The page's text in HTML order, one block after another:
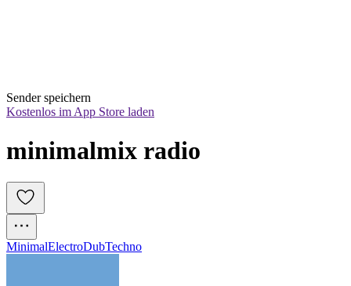
Sender speichern
Kostenlos im App Store laden
minimalmix radio
MinimalElectroDubTechno